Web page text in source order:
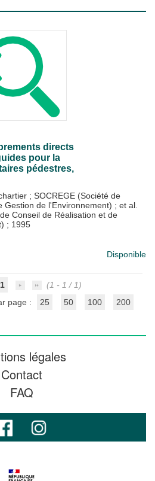
directs
pour la
pédestres,
; SOCREGE (Société de
Gestion de l'Environnement) ; et al.
Conseil de Réalisation et de
; 1995
Disponible
1
(1 - 1 / 1)
page :
25 50 100 200
légales
Contact
FAQ